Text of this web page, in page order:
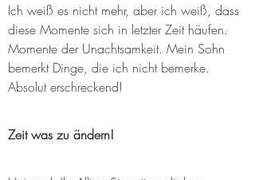
Ich weiß es nicht mehr, aber ich weiß, dass
diese Momente sich in letzter Zeit häufen.
Momente der Unachtsamkeit. Mein Sohn
bemerkt Dinge, die ich nicht bemerke.
Absolut erschreckend!
Zeit was zu ändern!